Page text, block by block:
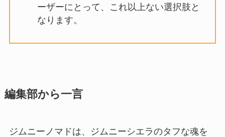
ーザーにとって、これ以上ない選択肢と
なります。
編集部から一言
ジムニーノマドは、ジムニーシエラのタフな魂を